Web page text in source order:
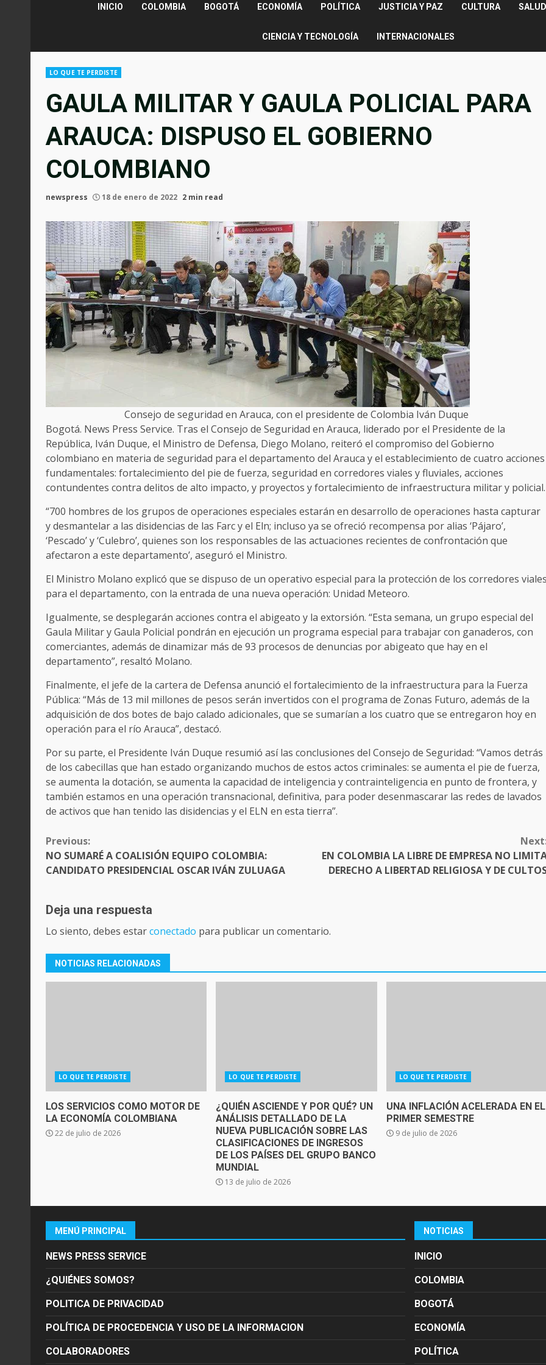
INICIO COLOMBIA BOGOTÁ ECONOMÍA POLÍTICA JUSTICIA Y PAZ CULTURA
CIENCIA Y TECNOLOGÍA INTERNACIONALES
LO QUE TE PERDISTE
GAULA MILITAR Y GAULA POLICIAL PARA
ARAUCA: DISPUSO EL GOBIERNO
COLOMBIANO
newspress 18 de enero de 2022 2 min read
Consejo de seguridad en Arauca, con el presidente de Colombia Iván Duque
Bogotá. News Press Service. Tras el Consejo de Seguridad en Arauca, liderado por el Presidente de la
República, Iván Duque, el Ministro de Defensa, Diego Molano, reiteró el compromiso del Gobierno
colombiano en materia de seguridad para el departamento del Arauca y el establecimiento de cuatro acciones
fundamentales: fortalecimiento del pie de fuerza, seguridad en corredores viales y fluviales, acciones
contundentes contra delitos de alto impacto, y proyectos y fortalecimiento de infraestructura militar y policial.
“700 hombres de los grupos de operaciones especiales estarán en desarrollo de operaciones hasta capturar
y desmantelar a las disidencias de las Farc y el Eln; incluso ya se ofreció recompensa por alias ‘Pájaro’,
‘Pescado’ y ‘Culebro’, quienes son los responsables de las actuaciones recientes de confrontación que
afectaron a este departamento’, aseguró el Ministro.
El Ministro Molano explicó que se dispuso de un operativo especial para la protección de los corredores
para el departamento, con la entrada de una nueva operación: Unidad Meteoro.
Igualmente, se desplegarán acciones contra el abigeato y la extorsión. “Esta semana, un grupo especial del
Gaula Militar y Gaula Policial pondrán en ejecución un programa especial para trabajar con ganaderos, con
comerciantes, además de dinamizar más de 93 procesos de denuncias por abigeato que hay en el
departamento”, resaltó Molano.
Finalmente, el jefe de la cartera de Defensa anunció el fortalecimiento de la infraestructura para la Fuerza
Pública: “Más de 13 mil millones de pesos serán invertidos con el programa de Zonas Futuro, además de la
adquisición de dos botes de bajo calado adicionales, que se sumarían a los cuatro que se entregaron hoy en
operación para el río Arauca”, destacó.
Por su parte, el Presidente Iván Duque resumió así las conclusiones del Consejo de Seguridad: “Vamos detrás
de los cabecillas que han estado organizando muchos de estos actos criminales: se aumenta el pie de fuerza,
se aumenta la dotación, se aumenta la capacidad de inteligencia y contrainteligencia en punto de frontera, y
también estamos en una operación transnacional, definitiva, para poder desenmascarar las redes de lavados
de activos que han tenido las disidencias y el ELN en esta tierra”.
CONTINUE
READING
Previous:
NO SUMARÉ A COALISIÓN EQUIPO COLOMBIA:
CANDIDATO PRESIDENCIAL OSCAR IVÁN ZULUAGA
EN COLOMBIA LA LIBRE DE EMPRESA NO
DERECHO A LIBERTAD RELIGIOSA Y DE
Deja una respuesta
Lo siento, debes estarconectado para publicar un comentario.
NOTICIAS RELACIONADAS
LO QUE TE PERDISTE
LOS SERVICIOS COMO MOTOR DE
LA ECONOMÍA COLOMBIANA
22 de julio de 2026
LO QUE TE PERDISTE
¿QUIÉN ASCIENDE Y POR QUÉ? UN
ANÁLISIS DETALLADO DE LA
NUEVA PUBLICACIÓN SOBRE LAS
CLASIFICACIONES DE INGRESOS
DE LOS PAÍSES DEL GRUPO BANCO
MUNDIAL
13 de julio de 2026
LO QUE TE PERDISTE
UNA INFLACIÓN ACELERADA EN EL
PRIMER SEMESTRE
9 de julio de 2026
MENÚ PRINCIPAL
NEWS PRESS SERVICE
¿QUIÉNES SOMOS?
POLITICA DE PRIVACIDAD
POLÍTICA DE PROCEDENCIA Y USO DE LA INFORMACION
COLABORADORES
NOTICIAS
INICIO
COLOMBIA
BOGOTÁ
ECONOMÍA
POLÍTICA